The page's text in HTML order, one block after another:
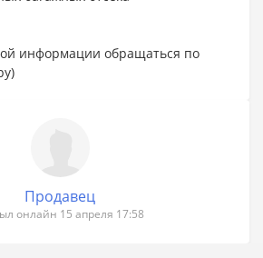
информации обращаться по
Продавец
онлайн 15 апреля 17:58